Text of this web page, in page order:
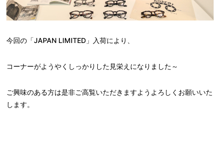
今回の「JAPAN LIMITED」入荷により、
コーナーがようやくしっかりした見栄えになりました～
ご興味のある方は是非ご高覧いただきますようよろしくお願いいた
します。